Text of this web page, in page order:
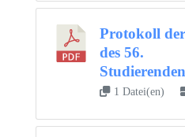
Protokoll
des 56.
1 Datei(en)